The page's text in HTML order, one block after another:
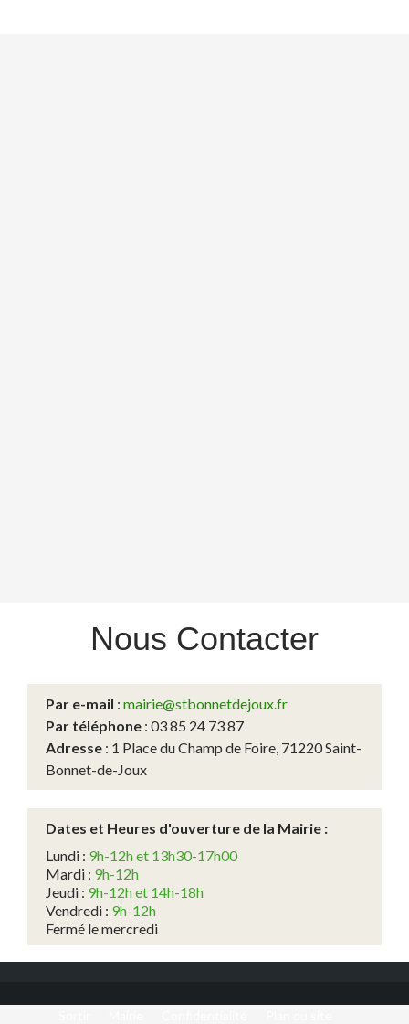
Nous Contacter
Par e-mail : mairie@stbonnetdejoux.fr
Par téléphone : 03 85 24 73 87
Adresse : 1 Place du Champ de Foire, 71220 Saint-
Bonnet-de-Joux
Dates et Heures d'ouverture de la Mairie :
Lundi : 9h-12h et 13h30-17h00
Mardi : 9h-12h
Jeudi : 9h-12h et 14h-18h
Vendredi : 9h-12h
Fermé le mercredi